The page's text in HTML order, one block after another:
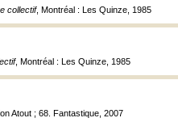
collectif, Montréal : Les Quinze, 1985
, Montréal : Les Quinze, 1985
Atout ; 68. Fantastique, 2007